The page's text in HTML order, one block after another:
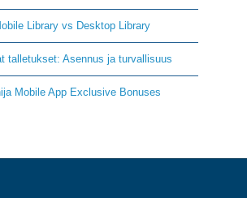
Library vs Desktop Library
talletukset: Asennus ja turvallisuus
Mobile App Exclusive Bonuses